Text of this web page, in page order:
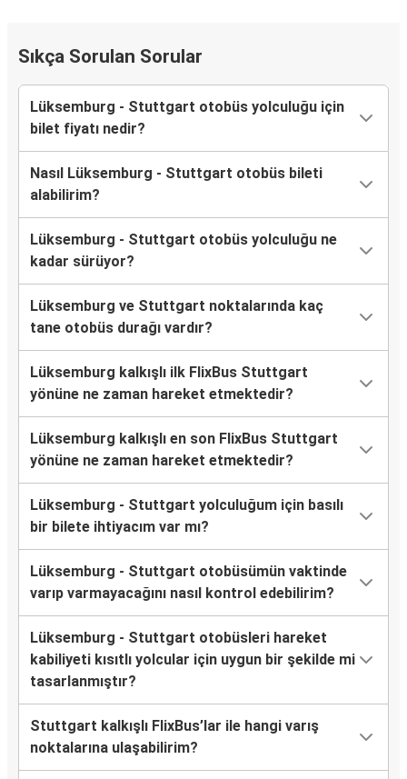
Sıkça Sorulan Sorular
Lüksemburg - Stuttgart otobüs yolculuğu için
bilet fiyatı nedir?
Nasıl Lüksemburg - Stuttgart otobüs bileti
alabilirim?
Lüksemburg - Stuttgart otobüs yolculuğu ne
kadar sürüyor?
Lüksemburg ve Stuttgart noktalarında kaç
tane otobüs durağı vardır?
Lüksemburg kalkışlı ilk FlixBus Stuttgart
yönüne ne zaman hareket etmektedir?
Lüksemburg kalkışlı en son FlixBus Stuttgart
yönüne ne zaman hareket etmektedir?
Lüksemburg - Stuttgart yolculuğum için basılı
bir bilete ihtiyacım var mı?
Lüksemburg - Stuttgart otobüsümün vaktinde
varıp varmayacağını nasıl kontrol edebilirim?
Lüksemburg - Stuttgart otobüsleri hareket
kabiliyeti kısıtlı yolcular için uygun bir şekilde mi
tasarlanmıştır?
Stuttgart kalkışlı FlixBus’lar ile hangi varış
noktalarına ulaşabilirim?